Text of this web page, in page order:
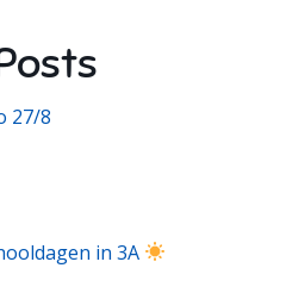
27/8
in 3A